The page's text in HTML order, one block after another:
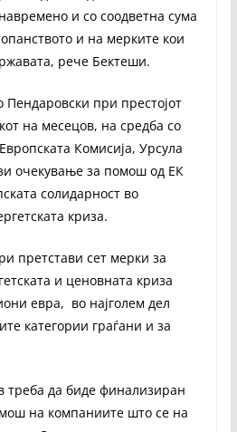
и со соодветна сума
и на мерките кои
рече Бектеши.
Пендаровски при престојот
на месецов, на средба со
Комисија, Урсула
очекување за помош од ЕК
солидарност во
криза.
претстави сет мерки за
и ценовната криза
евра, во најголем дел
категории граѓани и за
треба да биде финализиран
на компаниите што се на